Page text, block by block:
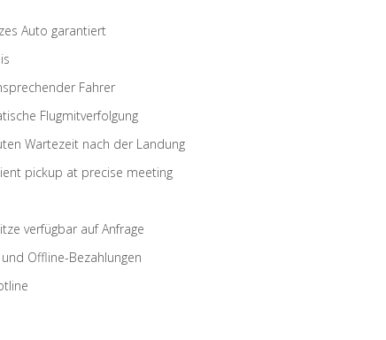
Auto garantiert
Fahrer
Flugmitverfolgung
Wartezeit nach der Landung
pickup at precise meeting
verfügbar auf Anfrage
Offline-Bezahlungen